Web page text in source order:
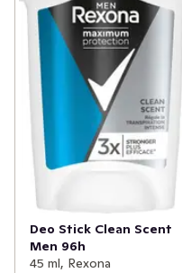
Deo Stick Clean Scent
Men 96h
45 ml, Rexona